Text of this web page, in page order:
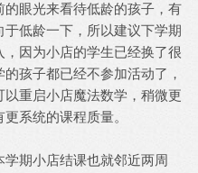
眼光来看待低龄的孩子，有
低龄一下，所以建议下学期
因为小店的学生已经换了很
孩子都已经不参加活动了，
重启小店魔法数学，稍微更
系统的课程质量。
期小店结课也就邻近两周